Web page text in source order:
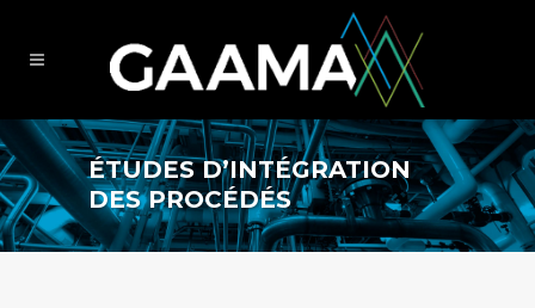
ÉTUDES D’INTÉGRATION
DES PROCÉDÉS